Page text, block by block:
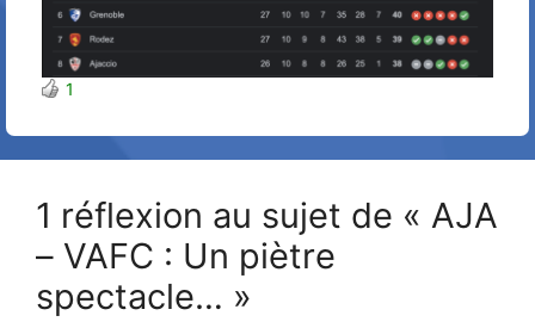
1
1 réflexion au sujet de « AJA
– VAFC : Un piètre
spectacle… »